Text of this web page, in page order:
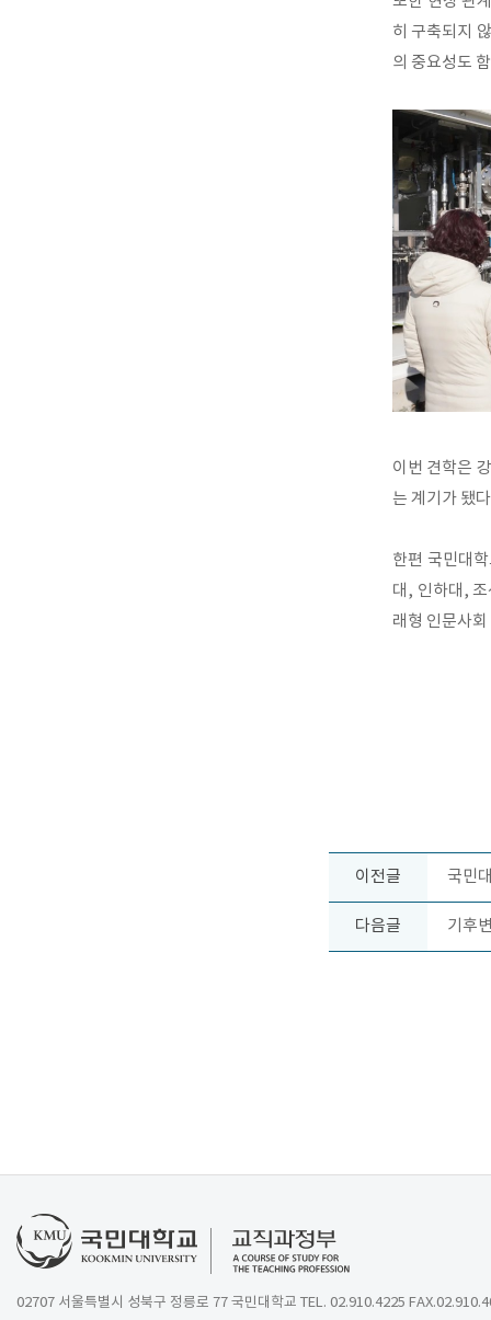
히 구축되지
의 중요성도
이번 견학은
는 계기가 됐
한편 국민대
대, 인하대,
래형 인문사
이전글 국민
다음글 기후
02707 서울특별시 성북구 정릉로 77 국민대학교 TEL. 02.910.4225